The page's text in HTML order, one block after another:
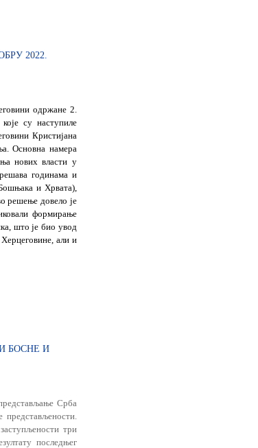
2022.
одржане 2.
су наступиле
Кристијана
Основна намера
нових власти у
годинама и
и Хрвата),
решење довело је
формирање
што је био увод
али и
БОСНЕ И
Срба
три
последњег